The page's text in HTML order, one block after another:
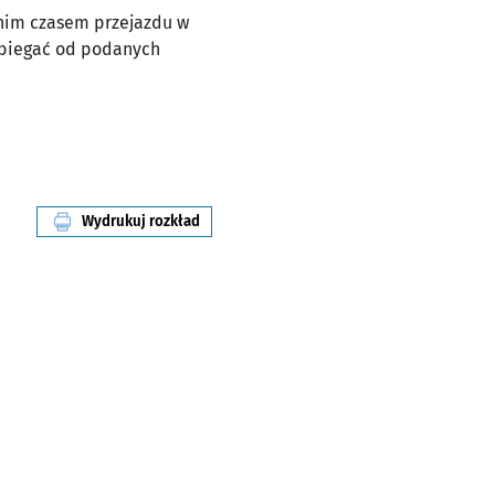
czasem przejazdu w
od podanych
Wydrukuj rozkład
linii nr A